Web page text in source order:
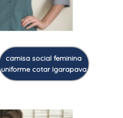
camisa social feminina
uniforme cotar Igarapava